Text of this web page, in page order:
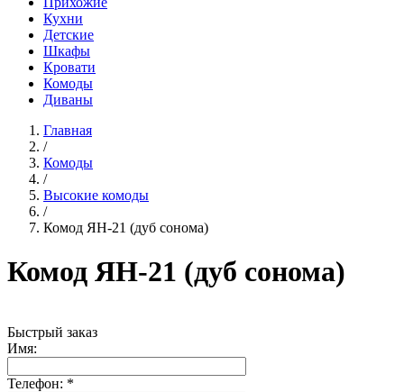
Кухни
Детские
Шкафы
Кровати
Комоды
Диваны
Главная
/
Комоды
/
Высокие комоды
/
Комод ЯН-21 (дуб сонома)
Комод ЯН-21 (дуб сонома)
Быстрый заказ
Имя:
Телефон: *